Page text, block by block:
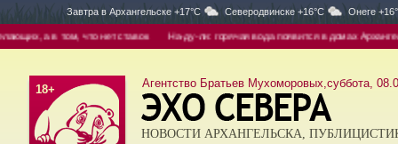
Завтра в Архангельске +17°C Северодвинске +16°C Онеге
а в том, что нет ставок На-ду-ли: горячая вода появится в домах
18+ Агентство Братьев Мухоморовых,суббота,
НОВОСТИ АРХАНГЕЛЬСКА,